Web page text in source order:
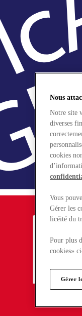
Nous
Notre site
diverses
cookies
Vous
Gérer les
licéité du
Pour plus
cookies»
Gérer